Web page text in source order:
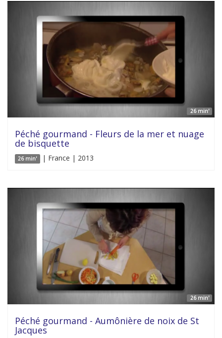
26 min'
Péché gourmand - Fleurs de la mer et nuage
de bisquette
26 min' | France | 2013
26 min'
Péché gourmand - Aumônière de noix de St
Jacques